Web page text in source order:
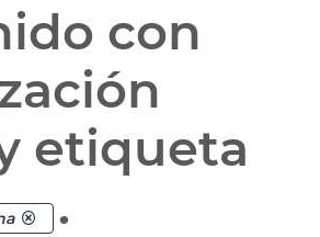
con
etiqueta
.